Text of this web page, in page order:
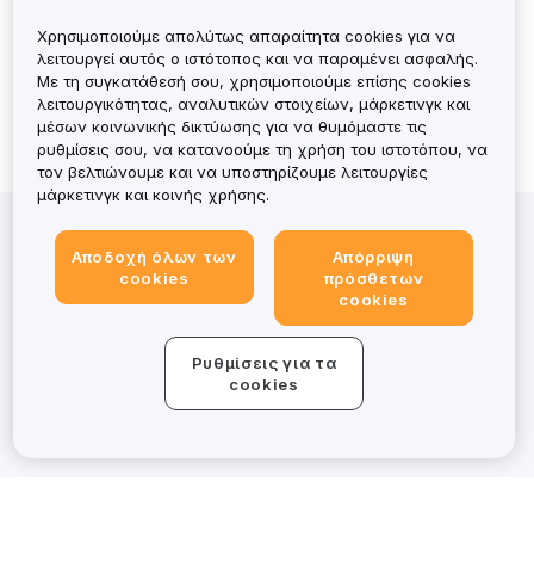
No Records
κινδύνους, συμπεριλαμβανομένης της υψηλής
μεταβλητότητας και της πιθανής απώλειας όλου του
κεφαλαίου. Για μια λεπτομερή επισκόπηση, διάβασε τη
Γνωστοποίηση κινδύνου. Παρόλο που η Bybit EU
κατέχει άδεια MiCAR για συγκεκριμένες υπηρεσίες,
ορισμένες προσφορές στο bybit.eu/el-EU βρίσκονται
εκτός του πεδίου εφαρμογής της ρυθμιστικής
Χρησιμοποιούμε απολύτως απαραίτητα cookies για να
λειτουργεί αυτός ο ιστότοπος και να παραμένει ασφαλής.
Με τη συγκατάθεσή σου, χρησιμοποιούμε επίσης cookies
λειτουργικότητας, αναλυτικών στοιχείων, μάρκετινγκ και
μέσων κοινωνικής δικτύωσης για να θυμόμαστε τις
ρυθμίσεις σου, να κατανοούμε τη χρήση του ιστοτόπου, να
τον βελτιώνουμε και να υποστηρίζουμε λειτουργίες
μάρκετινγκ και κοινής χρήσης.
Αποδοχή όλων των
cookies
Απόρριψη
πρόσθετων
cookies
Ρυθμίσεις για τα
cookies